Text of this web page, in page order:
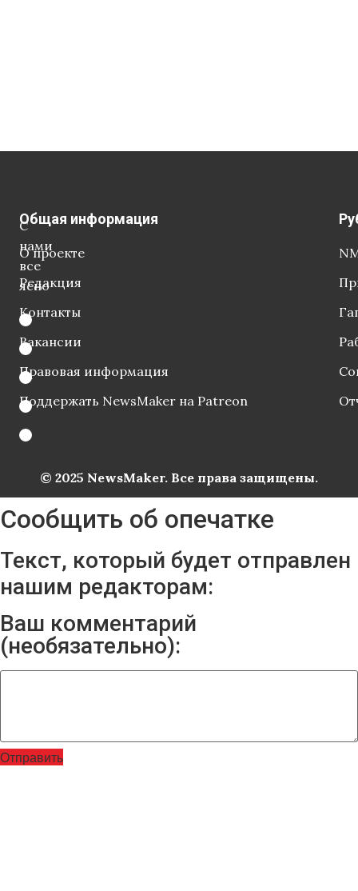
С
нами
все
ясно
Общая информация
О проекте
Редакция
Контакты
Вакансии
Правовая информация
Поддержать NewsMaker на Patreon
© 2025 NewsMaker. Все права защищены.
Сообщить об опечатке
Текст, который будет отправлен
нашим редакторам:
Ваш комментарий
(необязательно):
Отправить